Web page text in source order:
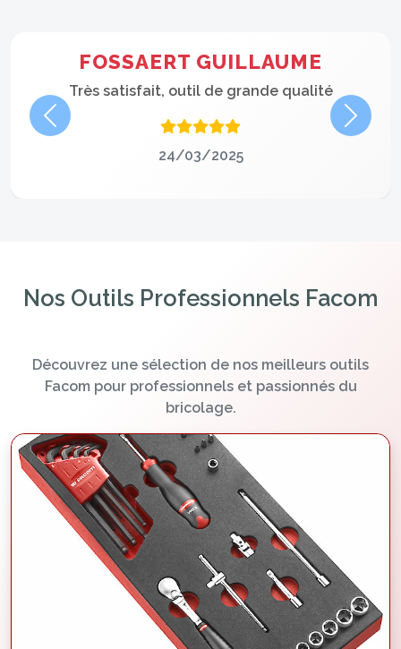
FOSSAERT GUILLAUME
Très satisfait, outil de grande qualité
24/03/2025
Précédent
Nos Outils Professionnels Facom
Découvrez une sélection de nos meilleurs outils
Facom pour professionnels et passionnés du
bricolage.